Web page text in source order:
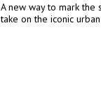
A new way to mark the
take on the iconic